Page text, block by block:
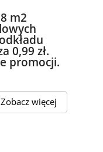
m2
0,99 zł.
promocji.
Zobacz więcej